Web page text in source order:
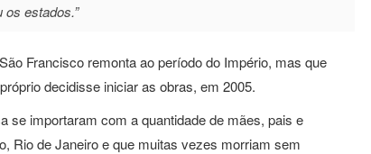
estados.”
Francisco remonta ao período do Império, mas que
decidisse iniciar as obras, em 2005.
se importaram com a quantidade de mães, pais e
Rio de Janeiro e que muitas vezes morriam sem